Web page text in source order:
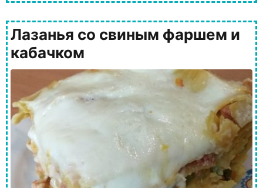
Лазанья со свиным фаршем и
кабачком